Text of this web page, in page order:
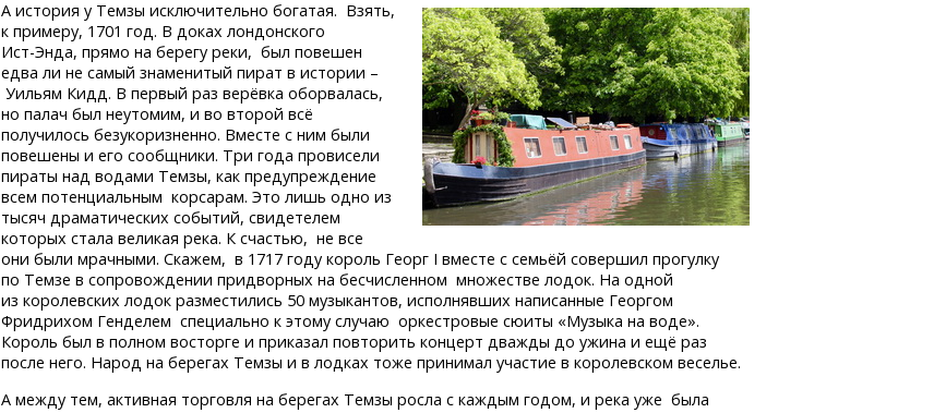
А история у Темзы исключительно богатая. Взять,
к примеру, 1701 год. В доках лондонского
Ист-Энда, прямо на берегу реки, был повешен
едва ли не самый знаменитый пират в истории –
Уильям Кидд. В первый раз верёвка оборвалась,
но палач был неутомим, и во второй всё
получилось безукоризненно. Вместе с ним были
повешены и его сообщники. Три года провисели
пираты над водами Темзы, как предупреждение
всем потенциальным корсарам. Это лишь одно из
тысяч драматических событий, свидетелем
которых стала великая река. К счастью, не все
они были мрачными. Скажем, в 1717 году король Георг I вместе с семьёй совершил прогулку
по Темзе в сопровождении придворных на бесчисленном множестве лодок. На одной
из королевских лодок разместились 50 музыкантов, исполнявших написанные Георгом
Фридрихом Генделем специально к этому случаю оркестровые сюиты «Музыка на воде».
Король был в полном восторге и приказал повторить концерт дважды до ужина и ещё раз
после него. Народ на берегах Темзы и в лодках тоже принимал участие в королевском веселье.
А между тем, активная торговля на берегах Темзы росла с каждым годом, и река уже была